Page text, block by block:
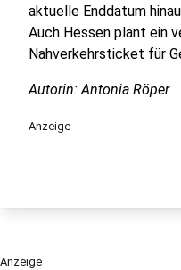
aktuelle Enddatum
Auch Hessen plant ein
Nahverkehrsticket für
Autorin: Antonia Röper
Anzeige
Anzeige